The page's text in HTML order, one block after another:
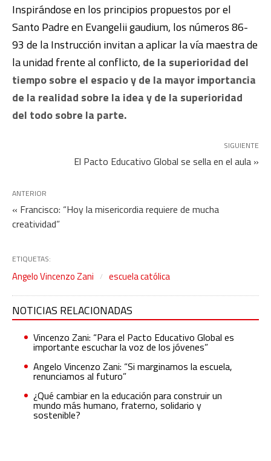
Inspirándose en los principios propuestos por el
Santo Padre en Evangelii gaudium, los números 86-
93 de la Instrucción invitan a aplicar la vía maestra de
la unidad frente al conflicto, de la superioridad del
tiempo sobre el espacio y de la mayor importancia
de la realidad sobre la idea y de la superioridad
del todo sobre la parte.
SIGUIENTE
El Pacto Educativo Global se sella en el aula »
ANTERIOR
« Francisco: “Hoy la misericordia requiere de mucha
creatividad”
ETIQUETAS:
Angelo Vincenzo Zani escuela católica
NOTICIAS RELACIONADAS
Vincenzo Zani: “Para el Pacto Educativo Global es
importante escuchar la voz de los jóvenes”
Angelo Vincenzo Zani: “Si marginamos la escuela,
renunciamos al futuro”
¿Qué cambiar en la educación para construir un
mundo más humano, fraterno, solidario y
sostenible?